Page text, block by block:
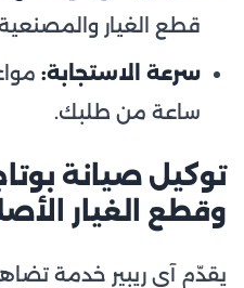
قطع الغيار
سرعة الاستجابة:
ساعة من طلبك.
توكيل صيانة
وقطع الغيار
يقدّم آي ريبير خدمة